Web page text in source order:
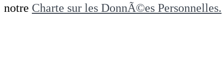
notre Charte sur les DonnÃ©es Personnelles.